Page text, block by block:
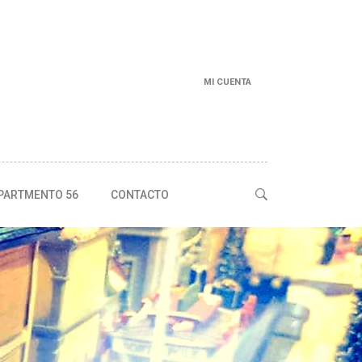
MI CUENTA
56 CONTACTO